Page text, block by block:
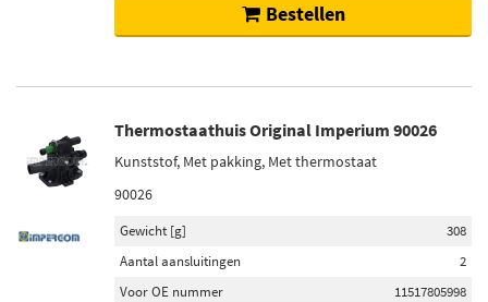
Bestellen
Thermostaathuis Original Imperium 90026
Kunststof, Met pakking, Met thermostaat
90026
Gewicht [g]
308
Aantal aansluitingen
2
Voor OE nummer
11517805998